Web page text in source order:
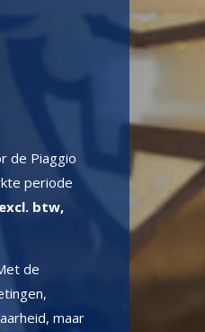
de Piaggio
periode
btw,
de
maar